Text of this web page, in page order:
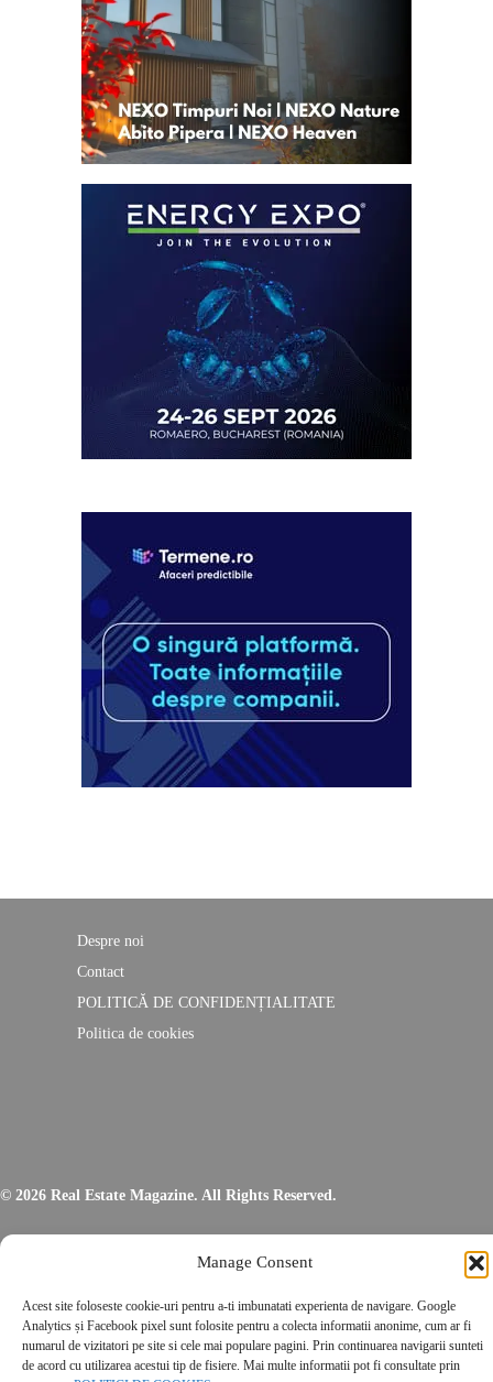
Manage Consent
Acest site foloseste cookie-uri pentru a-ti imbunatati experienta de navigare. Google
Analytics și Facebook pixel sunt folosite pentru a colecta informatii anonime, cum ar fi
numarul de vizitatori pe site si cele mai populare pagini. Prin continuarea navigarii sunteti
de acord cu utilizarea acestui tip de fisiere. Mai multe informatii pot fi consultate prin
Despre noi
Contact
POLITICĂ DE CONFIDENȚIALITATE
Politica de cookies
© 2026 Real Estate Magazine. All Rights Reserved.